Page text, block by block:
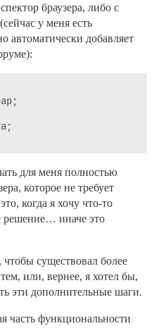
ВЫ
-= betAmount;
закончились деньги?
<= 0) {
= true;
// Продолжать играть,
{
>=
<=
{
браузера, либо с
у меня есть
автоматически добавляет
для меня полностью
которое не требует
когда я хочу что-то
решение… иначе это
существовал более
или, вернее, я хотел бы,
эти дополнительные шаги.
часть функциональности